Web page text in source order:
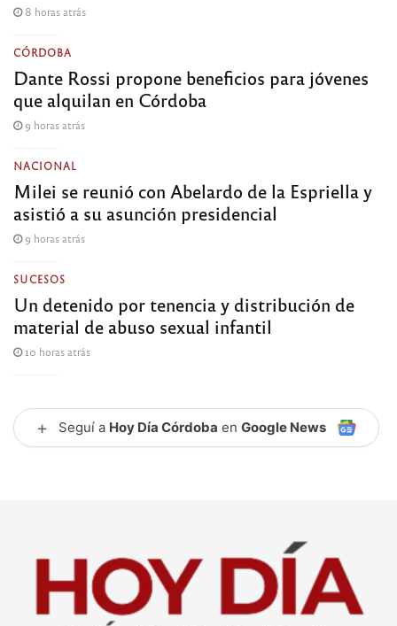
8 horas atrás
CÓRDOBA
Dante Rossi propone beneficios para jóvenes
que alquilan en Córdoba
9 horas atrás
NACIONAL
Milei se reunió con Abelardo de la Espriella y
asistió a su asunción presidencial
9 horas atrás
SUCESOS
Un detenido por tenencia y distribución de
material de abuso sexual infantil
10 horas atrás
+ Seguí a Hoy Día Córdoba en Google News